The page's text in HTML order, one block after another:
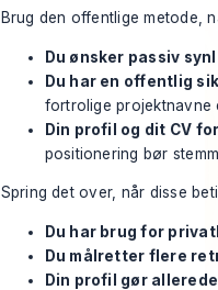
Brug den offentlige metode,
Du ønsker passiv
Du har en offentlig
fortrolige projektnavne
Din profil og dit CV
positionering bør
Spring det over, når disse
Du har brug for
Du målretter flere
Din profil gør